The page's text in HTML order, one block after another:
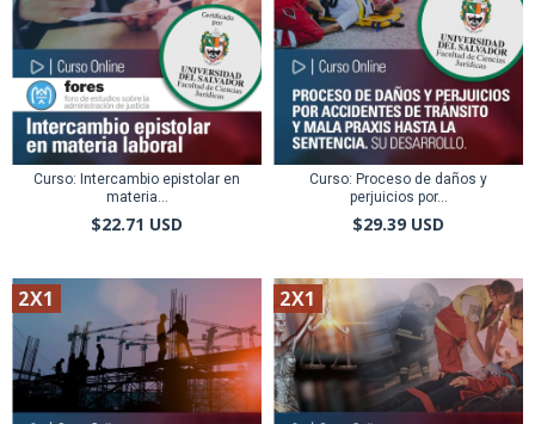
Curso: Intercambio epistolar en
materia...
$22.71 USD
Curso: Proceso de daños y
perjuicios por...
$29.39 USD
2X1 2X1